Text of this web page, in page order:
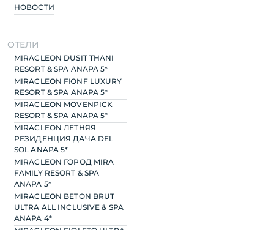
НОВОСТИ
ОТЕЛИ
MIRACLEON DUSIT THANI
RESORT & SPA ANAPA 5*
MIRACLEON FЮNF LUXURY
RESORT & SPA ANAPA 5*
MIRACLEON MOVENPICK
RESORT & SPA ANAPA 5*
MIRACLEON ЛЕТНЯЯ
РЕЗИДЕНЦИЯ ДАЧА DEL
SOL ANAPA 5*
MIRACLEON ГОРОД MIRA
FAMILY RESORT & SPA
ANAPA 5*
MIRACLEON BETON BRUT
ULTRA ALL INCLUSIVE & SPA
ANAPA 4*